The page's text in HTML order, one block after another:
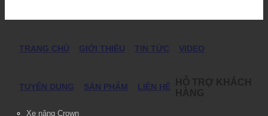
TRANG CHỦ GIỚI THIỆU TIN TỨC VIDEO
TUYỂN DỤNG SẢN PHẨM LIÊN HỆ
Xe nâng Crown